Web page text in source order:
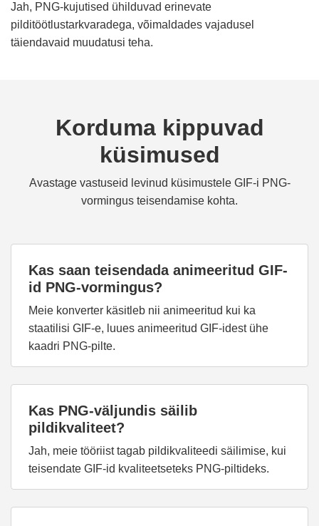
Jah, PNG-kujutised ühilduvad erinevate
pilditöötlustarkvaradega, võimaldades vajadusel
täiendavaid muudatusi teha.
Korduma kippuvad
küsimused
Avastage vastuseid levinud küsimustele GIF-i PNG-
vormingus teisendamise kohta.
Kas saan teisendada animeeritud GIF-
id PNG-vormingus?
Meie konverter käsitleb nii animeeritud kui ka
staatilisi GIF-e, luues animeeritud GIF-idest ühe
kaadri PNG-pilte.
Kas PNG-väljundis säilib
pildikvaliteet?
Jah, meie tööriist tagab pildikvaliteedi säilimise, kui
teisendate GIF-id kvaliteetseteks PNG-piltideks.